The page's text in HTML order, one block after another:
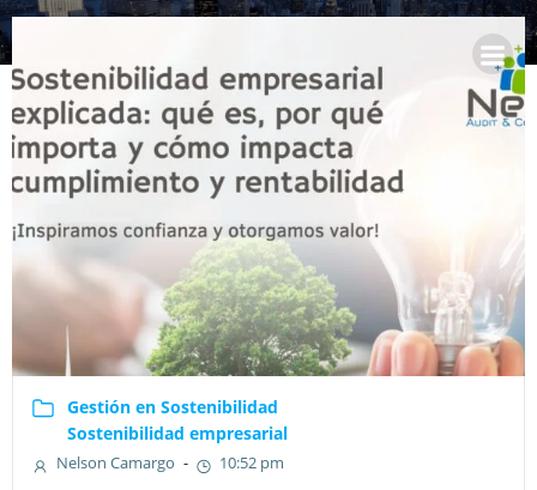
Saltar
al
contenido
Gestión en Sostenibilidad
Sostenibilidad empresarial
Nelson Camargo - 10:52 pm